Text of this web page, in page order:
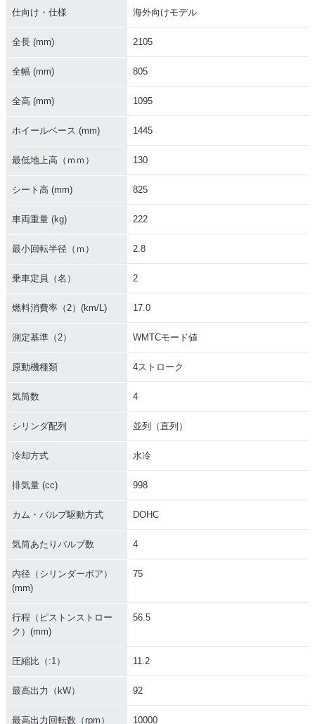
2020年 CB1000R・
2019年 CB1000R・
2018年 CB1000R・
2015年 CB1000R A
2014年 CB1000R
2008年 CB1000R・
仕向け・仕様 海外向けモデル
全長 (mm) 2105
全幅 (mm) 805
全高 (mm) 1095
ホイールベース (mm) 1445
最低地上高（ｍｍ） 130
シート高 (mm) 825
車両重量 (kg) 222
最小回転半径（ｍ） 2.8
乗車定員（名） 2
燃料消費率（2）(km/L) 17.0
測定基準（2） WMTCモード値
原動機種類 4ストローク
気筒数 4
シリンダ配列 並列（直列）
冷却方式 水冷
排気量 (cc) 998
カム・バルブ駆動方式 DOHC
気筒あたりバルブ数 4
内径（シリンダーボア）
(mm)
75
行程（ピストンストロー
ク）(mm)
56.5
圧縮比（:1） 11.2
最高出力（kW） 92
最高出力回転数（rpm） 10000